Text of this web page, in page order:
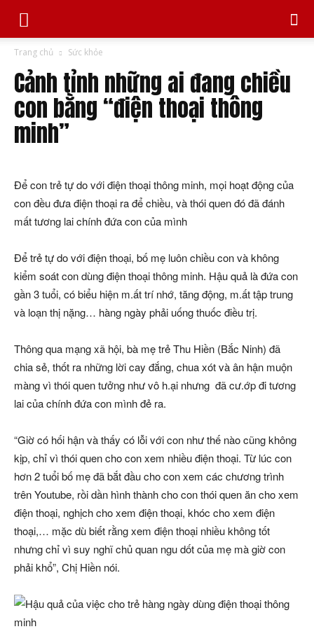
Trang chủ Sức khỏe
Cảnh tỉnh những ai đang chiều
con bằng “điện thoại thông
minh”
Để con trẻ tự do với điện thoại thông minh, mọi hoạt động của
con đều đưa điện thoại ra để chiều, và thói quen đó đã đánh
mất tương lai chính đứa con của mình
Để trẻ tự do với điện thoại, bố mẹ luôn chiều con và không
kiểm soát con dùng điện thoại thông minh. Hậu quả là đứa con
gần 3 tuổi, có biểu hiện m.ất trí nhớ, tăng động, m.ất tập trung
và loạn thị nặng… hàng ngày phải uống thuốc điều trị.
Thông qua mạng xã hội, bà mẹ trẻ Thu Hiền (Bắc Ninh) đã
chia sẻ, thốt ra những lời cay đắng, chua xót và ân hận muộn
màng vì thói quen tưởng như vô h.ại nhưng đã cư.ớp đi tương
lai của chính đứa con mình đẻ ra.
“Giờ có hối hận và thấy có lỗi với con như thế nào cũng không
kịp, chỉ vì thói quen cho con xem nhiều điện thoại. Từ lúc con
hơn 2 tuổi bố mẹ đã bắt đầu cho con xem các chương trình
trên Youtube, rồi dần hình thành cho con thói quen ăn cho xem
điện thoại, nghịch cho xem điện thoại, khóc cho xem điện
thoại,… mặc dù biết rằng xem điện thoại nhiều không tốt
nhưng chỉ vì suy nghĩ chủ quan ngu dốt của mẹ mà giờ con
phải khổ”, Chị Hiền nói.